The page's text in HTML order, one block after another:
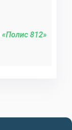
«Полис 812»‎